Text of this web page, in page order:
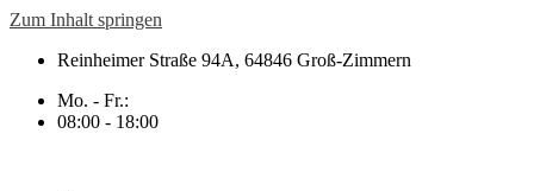
Zum Inhalt springen
Reinheimer Straße 94A, 64846 Groß-Zimmern
Mo. - Fr.:
08:00 - 18:00